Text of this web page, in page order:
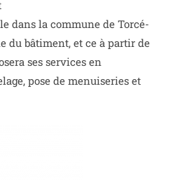
dans la commune de Torcé-
du bâtiment, et ce à partir de
ses services en
pose de menuiseries et